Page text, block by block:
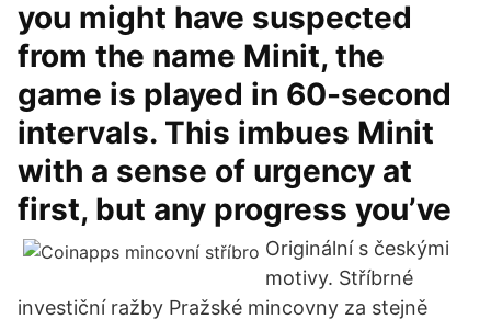
you might have suspected
from the name Minit, the
game is played in 60-second
intervals. This imbues Minit
with a sense of urgency at
first, but any progress you’ve
Originální s českými
motivy. Stříbrné
investiční ražby Pražské mincovny za stejně